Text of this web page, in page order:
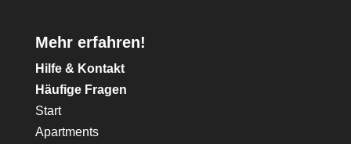
Mehr erfahren!
Hilfe & Kontakt
Häufige Fragen
Start
Apartments